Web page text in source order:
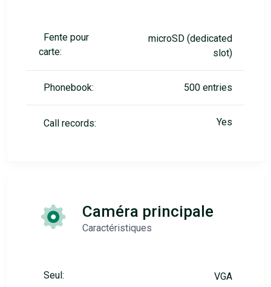
Fente pour
carte:
microSD (dedicated
slot)
Phonebook: 500 entries
Call records: Yes
Caméra principale
Caractéristiques
Seul: VGA